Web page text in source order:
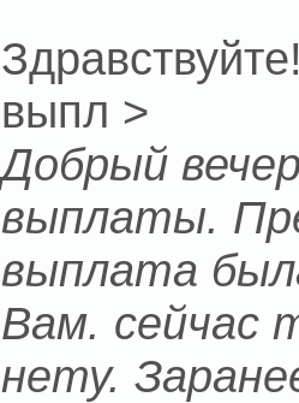
выпл >
Добрый
выплаты.
выплата
Вам. сейчас
нету.